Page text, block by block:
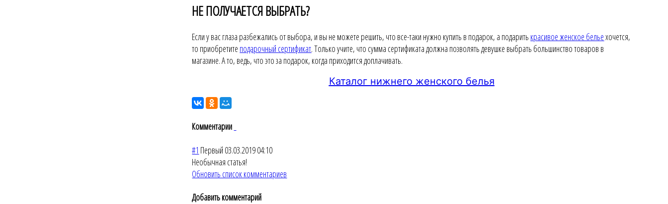
НЕ ПОЛУЧАЕТСЯ ВЫБРАТЬ?
Если у вас глаза разбежались от выбора, и вы не можете решить, что все-таки нужно купить в подарок, а подарить красивое женское бельехочется,
то приобретите подарочный сертификат. Только учите, что сумма сертификата должна позволять девушке выбрать большинство товаров в
магазине. А то, ведь, что это за подарок, когда приходится доплачивать.
Каталог нижнего женского белья
Комментарии
#1 Первый 03.03.2019 04:10
Необычная статья!
Обновить список комментариев
Добавить комментарий